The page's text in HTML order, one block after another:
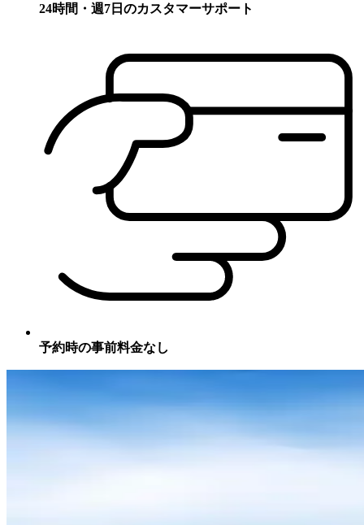
24時間・週7日のカスタマーサポート
予約時の事前料金なし